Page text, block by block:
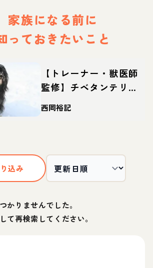
家族になる前に
っておきたいこと
【トレーナー・獣医師
監修】チベタンテリア
ってどんな犬？性格・
特徴・育て方・迎え方
西岡裕記
込み
かりませんでした。
て再検索してください。